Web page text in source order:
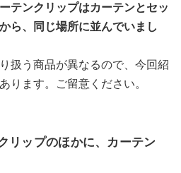
テンクリップはカーテンとセッ
ら、同じ場所に並んでいまし
扱う商品が異なるので、今回紹
ります。ご留意ください。
リップのほかに、カーテン